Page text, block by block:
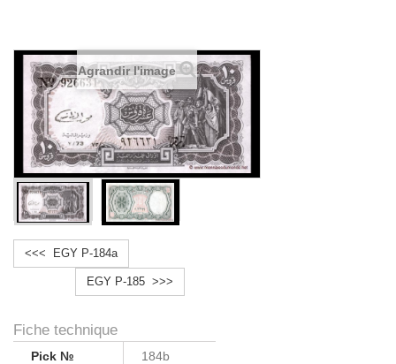
Agrandir l'image
<<< EGY P-184a
EGY P-185 >>>
Fiche technique
Pick № 184b